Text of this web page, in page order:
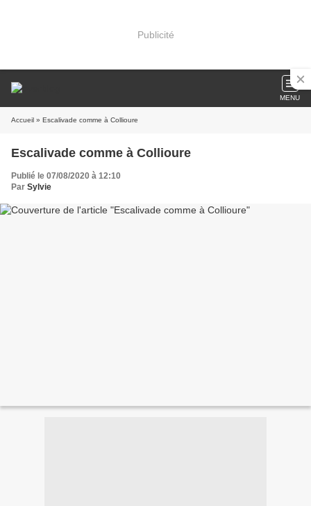
Publicité
MENU
Accueil » Escalivade comme à Collioure
Escalivade comme à Collioure
Publié le 07/08/2020 à 12:10
Par Sylvie